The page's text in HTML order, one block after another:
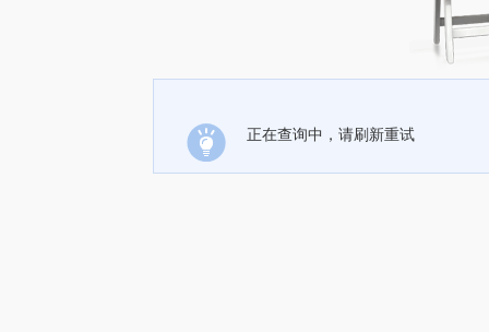
正在查询中，请刷新重试